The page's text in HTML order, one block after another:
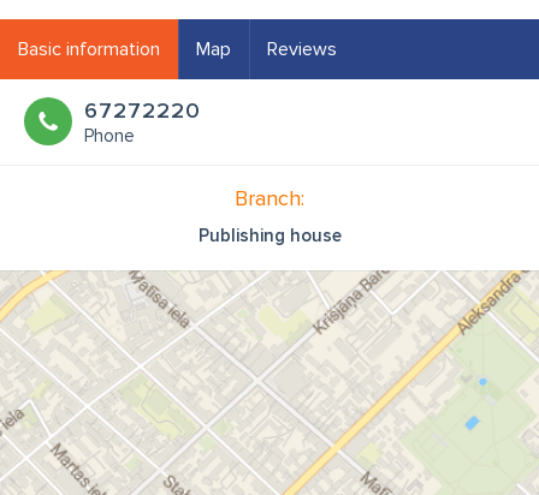
Basic information Map Reviews
67272220
Phone
Branch:
Publishing house